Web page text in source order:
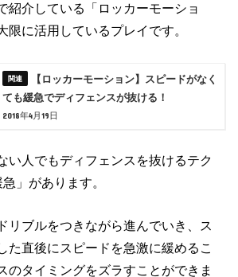
紹介している「ロッカーモーショ
限に活用しているプレイです。
【ロッカーモーション】スピードがなく
ても緩急でディフェンスが抜ける！
2018年4月19日
い人でもディフェンスを抜けるテク
」があります。
リブルをつきながら進んでいき、ス
た直後にスピードを急激に緩めるこ
のタイミングをズラすことができま